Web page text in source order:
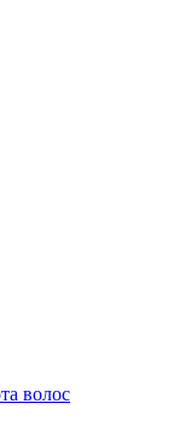
волос